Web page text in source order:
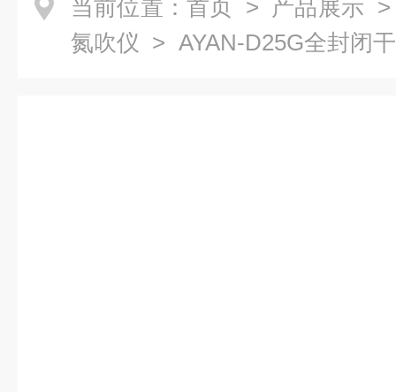
当前位置： 首页 > 产品展示
氮吹仪 > AYAN-D25G全封闭